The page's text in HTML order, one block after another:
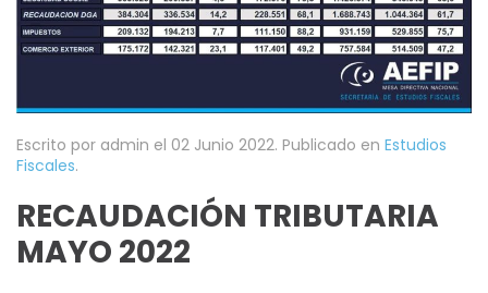
Escrito por admin el 02 Junio 2022. Publicado en Estudios
Fiscales.
RECAUDACIÓN TRIBUTARIA
MAYO 2022